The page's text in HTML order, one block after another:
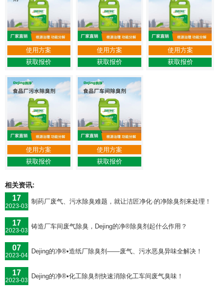
使用方案
获取报价
使用方案
获取报价
使用方案
获取报价
使用方案
获取报价
使用方案
获取报价
相关资讯:
17
2023-03
制药厂废气、污水除臭难题，就让洁匠净化·的净除臭剂来处理！
17
2023-03
铸造厂车间废气除臭，Dejing的净®除臭剂起什么作用？
07
2023-04
Dejing的净®•造纸厂除臭剂——废气、污水恶臭异味全解决！
17
2023-03
Dejing的净®•化工除臭剂快速消除化工车间废气臭味！